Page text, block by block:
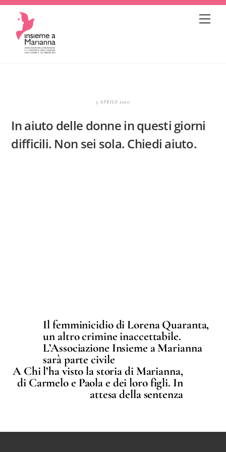
Skip
content
3 APRILE 2020
In aiuto delle donne in questi giorni
difficili. Non sei sola. Chiedi aiuto.
Il femminicidio di Lorena Quaranta,
un altro crimine inaccettabile.
L’Associazione Insieme a Marianna
sarà parte civile
A Chi l’ha visto la storia di Marianna,
di Carmelo e Paola e dei loro figli. In
attesa della sentenza